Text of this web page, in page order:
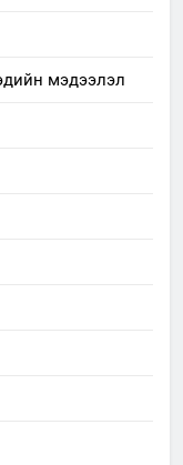
мэдээлэл
аяны хүрээнд